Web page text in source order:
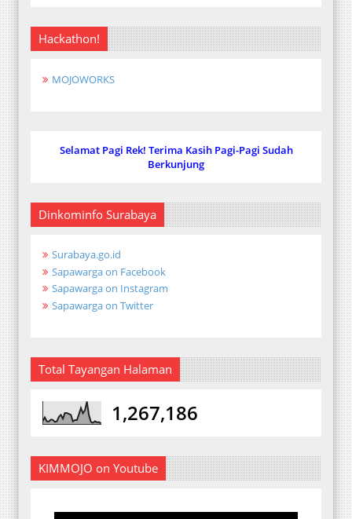
Hackathon!
MOJOWORKS
Selamat Pagi Rek! Terima Kasih Pagi-Pagi Sudah
Berkunjung
Dinkominfo Surabaya
Surabaya.go.id
Sapawarga on Facebook
Sapawarga on Instagram
Sapawarga on Twitter
Total Tayangan Halaman
1,267,186
KIMMOJO on Youtube